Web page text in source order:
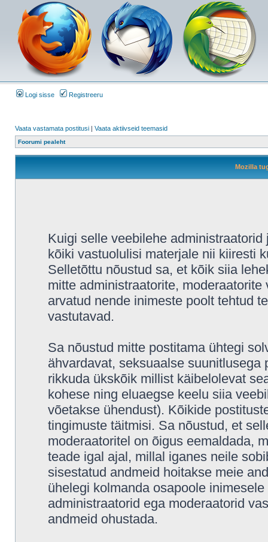
Logi sisse Registreeru
Vaata vastamata postitusi | Vaata aktiivseid teemasid
Foorumi pealeht
Mozilla
Kuigi selle veebilehe
kõiki vastuolulisi materjale nii kiiresti
Selletõttu nõustud sa, et kõik siia
mitte administraatorite,
arvatud nende inimeste poolt tehtud
vastutavad.
Sa nõustud mitte postitama ühtegi
ähvardavat, seksuaalse
rikkuda ükskõik millist käibelolevat
kohese ning eluaegse keelu siia
võetakse ühendust). Kõikide
tingimuste täitmisi. Sa nõustud, et
moderaatoritel on õigus eemaldada,
teade igal ajal, millal iganes neile
sisestatud andmeid hoitakse meie
ühelegi kolmanda osapoole
administraatorid ega moderaatorid
andmeid ohustada.